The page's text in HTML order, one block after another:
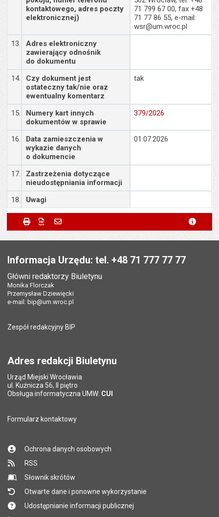
kontaktowego, adres poczty
elektronicznej)
71 799 67 00, fax +48
71 77 86 55, e-mail:
wsr@um.wroc.pl
13.
Adres elektroniczny
zawierający odnośnik
do dokumentu
14.
Czy dokument jest
ostateczny tak/nie oraz
ewentualny komentarz
tak
15.
Numery kart innych
dokumentów w sprawie
379/2026
16.
Data zamieszczenia w
wykazie danych
o dokumencie
01.07.2026
17.
Zastrzeżenia dotyczące
nieudostępniania informacji
18.
Uwagi
Metryczka
Odpowiedzialny za treść:
Małgorzata Demianowicz
Liczba wyświetleń:
Powiadom znajomego
Powiadom znajomego
Twoje imię i nazwisko
Twój adres e-mail Pole wymagane
Tytuł e-mailaPole wymagane
*
Adres e-mail znajomego
Pytanie antyspamowe
*
Pole wymagane
Drukuj Zapisz do PDF
Informacja Urzędu: tel. +48 71 777 77 77
Główni redaktorzy Biuletynu
Monika Florczak
Przemysław Dziewięcki
e-mail: bip@um.wroc.pl
Zespół redakcyjny BIP
Adres redakcji Biuletynu
Urząd Miejski Wrocławia
ul. Kuźnicza 56, II piętro
Obsługa informatyczna UMW: CUI
Formularz kontaktowy
Ochrona danych osobowych
RSS
Słownik skrótów
Otwarte dane i ponowne wykorzystanie
Udostępnianie informacji publicznej